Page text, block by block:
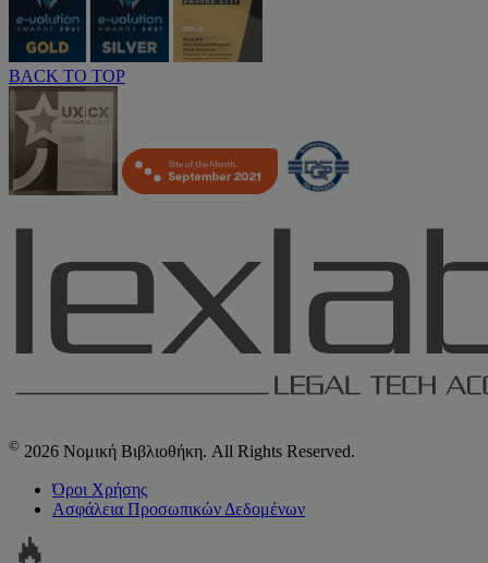
BACK TO TOP
© 2026 Νομική Βιβλιοθήκη. All Rights Reserved.
Όροι Χρήσης
Ασφάλεια Προσωπικών Δεδομένων